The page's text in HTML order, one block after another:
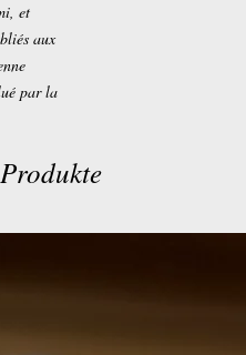
et
aux
par la